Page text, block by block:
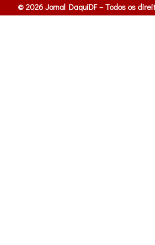
© 2026 Jornal DaquiDF – Todos os